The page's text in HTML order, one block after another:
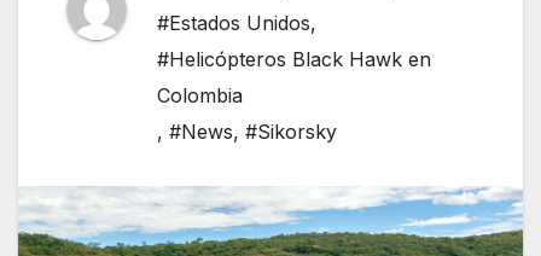
#Estados Unidos,
#Helicópteros Black Hawk en
Colombia
, #News, #Sikorsky